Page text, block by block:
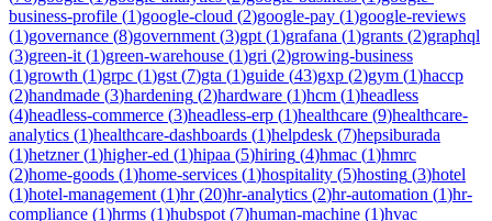
business-profile (1)google-cloud (2)google-pay (1)google-reviews
(1)governance (8)government (3)gpt (1)grafana (1)grants (2)graphql
(3)green-it (1)green-warehouse (1)gri (2)growing-business
(1)growth (1)grpc (1)gst (7)gta (1)guide (43)gxp (2)gym (1)haccp
(2)handmade (3)hardening (2)hardware (1)hcm (1)headless
(4)headless-commerce (3)headless-erp (1)healthcare (9)healthcare-
analytics (1)healthcare-dashboards (1)helpdesk (7)hepsiburada
(1)hetzner(1)higher-ed (1)hipaa (5)hiring (4)hmac (1)hmrc
(2)home-goods (1)home-services (1)hospitality (5)hosting (3)hotel
(1)hotel-management (1)hr(20)hr-analytics (2)hr-automation (1)hr-
compliance (1)hrms (1)hubspot (7)human-machine (1)hvac